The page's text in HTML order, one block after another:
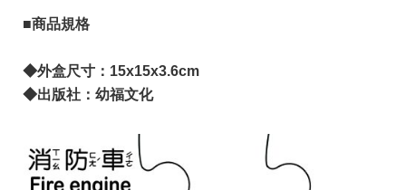
■商品規格
◆外盒尺寸：15x15x3.6cm
◆出版社：幼福文化